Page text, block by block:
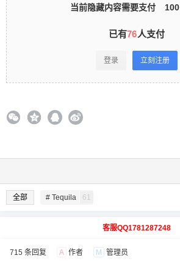
当前隐藏内容需要支付 100
已有76人支付
登录 立刻注册
全部 # Tequila 61
客服QQ1781287248
715 条回复 A 作者 M 管理员